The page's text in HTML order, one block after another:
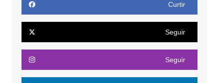
Curtir
Seguir
Seguir